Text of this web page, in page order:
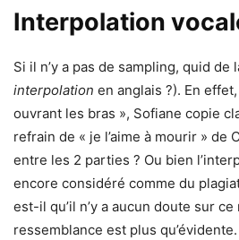
Interpolation
Si il n’y a pas de sampling, quid de
interpolation en anglais ?). En
ouvrant les bras », Sofiane copie
refrain de « je l’aime à mourir » de
entre les 2 parties ? Ou bien
encore considéré comme du
est-il qu’il n’y a aucun doute sur
ressemblance est plus